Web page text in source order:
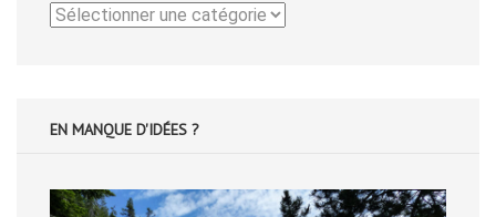
Catégories
EN MANQUE D'IDÉES ?